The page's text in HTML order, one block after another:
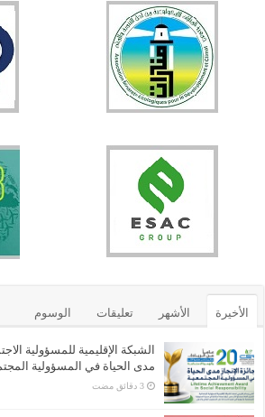
الأخيرة الأشهر تعليقات الوسوم
الشبكة الإقليمية للمسؤولية
مدى الحياة في المسؤولية